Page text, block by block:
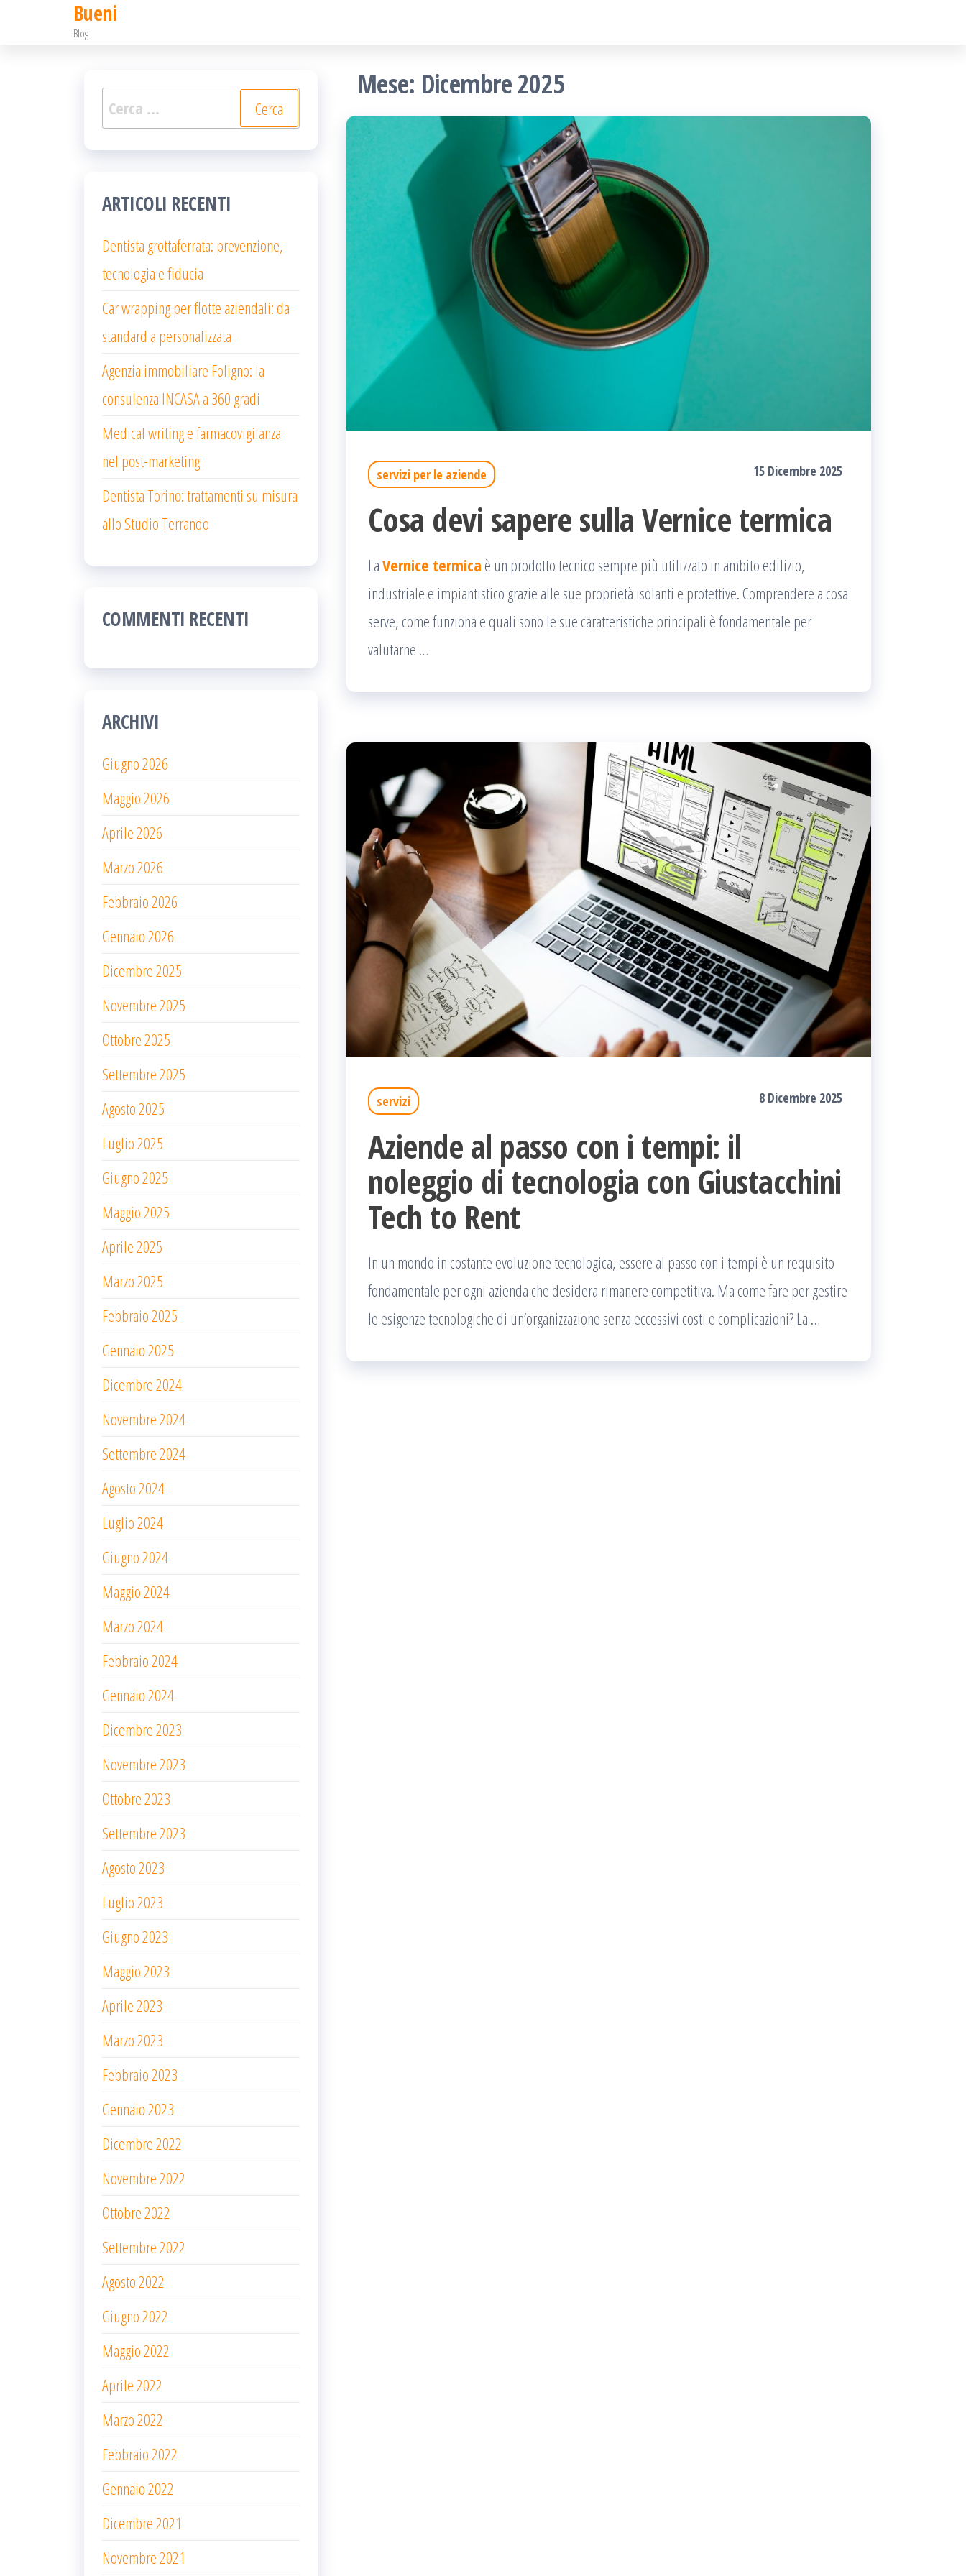
Bueni
Blog
Mese: Dicembre 2025
servizi per le aziende 15 Dicembre 2025
Cosa devi sapere sulla Vernice termica
LaVernice termica è un prodotto tecnico sempre più utilizzato in ambito edilizio,
industriale e impiantistico grazie alle sue proprietà isolanti e protettive. Comprendere a cosa
serve, come funziona e quali sono le sue caratteristiche principali è fondamentale per
valutarne …
servizi 8 Dicembre 2025
Aziende al passo con i tempi: il
noleggio di tecnologia con Giustacchini
Tech to Rent
In un mondo in costante evoluzione tecnologica, essere al passo con i tempi è un requisito
fondamentale per ogni azienda che desidera rimanere competitiva. Ma come fare per gestire
le esigenze tecnologiche di un’organizzazione senza eccessivi costi e complicazioni? La …
Ricerca
per:
ARTICOLI RECENTI
Dentista grottaferrata: prevenzione,
tecnologia e fiducia
Car wrapping per flotte aziendali: da
standard a personalizzata
Agenzia immobiliare Foligno: la
consulenza INCASA a 360 gradi
Medical writing e farmacovigilanza
nel post-marketing
Dentista Torino: trattamenti su misura
allo Studio Terrando
COMMENTI RECENTI
ARCHIVI
Giugno 2026
Maggio 2026
Aprile 2026
Marzo 2026
Febbraio 2026
Gennaio 2026
Dicembre 2025
Novembre 2025
Ottobre 2025
Settembre 2025
Agosto 2025
Luglio 2025
Giugno 2025
Maggio 2025
Aprile 2025
Marzo 2025
Febbraio 2025
Gennaio 2025
Dicembre 2024
Novembre 2024
Settembre 2024
Agosto 2024
Luglio 2024
Giugno 2024
Maggio 2024
Marzo 2024
Febbraio 2024
Gennaio 2024
Dicembre 2023
Novembre 2023
Ottobre 2023
Settembre 2023
Agosto 2023
Luglio 2023
Giugno 2023
Maggio 2023
Aprile 2023
Marzo 2023
Febbraio 2023
Gennaio 2023
Dicembre 2022
Novembre 2022
Ottobre 2022
Settembre 2022
Agosto 2022
Giugno 2022
Maggio 2022
Aprile 2022
Marzo 2022
Febbraio 2022
Gennaio 2022
Dicembre 2021
Novembre 2021